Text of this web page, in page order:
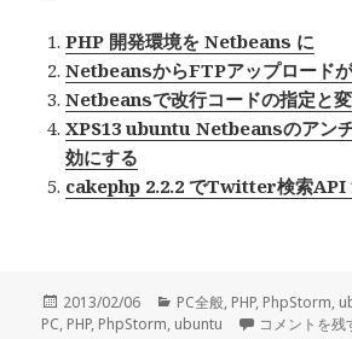
PHP 開発環境を Netbeans に
NetbeansからFTPアップロード
Netbeansで改行コードの指定と
XPS13 ubuntu Netbeansのアン
効にする
cakephp 2.2.2 でTwitter検索API
投
稿
2013/02/06
カ
テ
PC全般, PHP, PhpStorm,
PC, PHP, PhpStorm, ubuntu 話題の PHP
コメントを残